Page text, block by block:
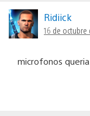
Ridiick
16 de
microfonos queria